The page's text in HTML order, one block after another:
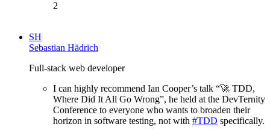
2
SH
Sebastian Hädrich
Full-stack web developer
I can highly recommend Ian Cooper’s talk “🚀 TDD,
Where Did It All Go Wrong”, he held at the DevTernity
Conference to everyone who wants to broaden their
horizon in software testing, not with #TDD specifically.